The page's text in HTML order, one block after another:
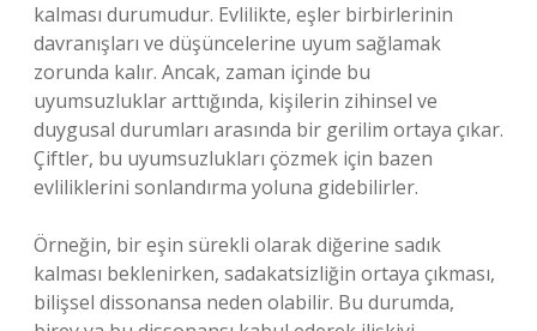
kalması durumudur. Evlilikte, eşler birbirlerinin
davranışları ve düşüncelerine uyum sağlamak
zorunda kalır. Ancak, zaman içinde bu
uyumsuzluklar arttığında, kişilerin zihinsel ve
duygusal durumları arasında bir gerilim ortaya çıkar.
Çiftler, bu uyumsuzlukları çözmek için bazen
evliliklerini sonlandırma yoluna gidebilirler.
Örneğin, bir eşin sürekli olarak diğerine sadık
kalması beklenirken, sadakatsizliğin ortaya çıkması,
bilişsel dissonansa neden olabilir. Bu durumda,